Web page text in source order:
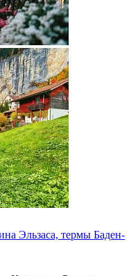
Эльзаса, термы Баден-